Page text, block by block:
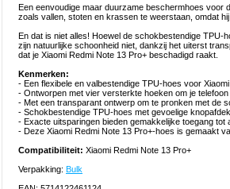
Een eenvoudige maar duurzame beschermhoes voor
zoals vallen, stoten en krassen te weerstaan, omdat
En dat is niet alles! Hoewel de schokbestendige TPU-
zijn natuurlijke schoonheid niet, dankzij het uiterst
dat je Xiaomi Redmi Note 13 Pro+ beschadigd raakt.
Kenmerken:
- Een flexibele en valbestendige TPU-hoes voor
- Ontworpen met vier versterkte hoeken om je
- Met een transparant ontwerp om te pronken met de
- Schokbestendige TPU-hoes met gevoelige
- Exacte uitsparingen bieden gemakkelijke toegang tot
- Deze Xiaomi Redmi Note 13 Pro+-hoes is gemaakt
Compatibiliteit: Xiaomi Redmi Note 13 Pro+
Verpakking: Bulk